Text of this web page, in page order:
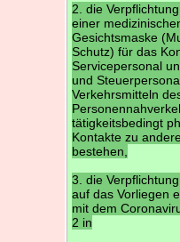
2. die
einer
Gesichtsmaske
Schutz) für das
Servicepersonal
und
Verkehrsmitteln
tätigkeitsbedingt
Kontakte zu
bestehen,
3. die
auf das Vorliegen
mit dem
2 in